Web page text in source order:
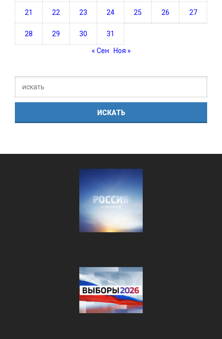
21 22 23 24 25 26 27
28 29 30 31
« Сен Ноя »